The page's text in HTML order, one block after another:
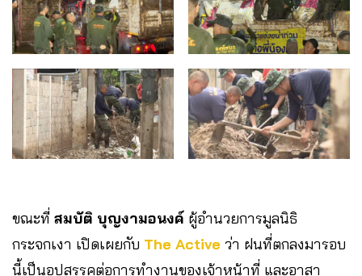
ขณะที่ สมบัติ บุญงามอนงค์ ผู้อำนวยการมูลนิธิ
กระจกเงา เปิดเผยกับ The Active ว่า ฝนที่ตกลงมารอบ
นี้เป็นอุปสรรคต่อการทำงานของเจ้าหน้าที่ และอาสา